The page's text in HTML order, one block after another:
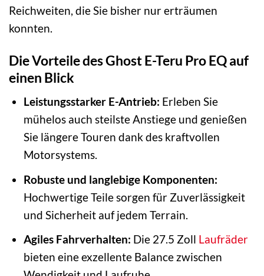
Reichweiten, die Sie bisher nur erträumen
konnten.
Die Vorteile des Ghost E-Teru Pro EQ auf
einen Blick
Leistungsstarker E-Antrieb: Erleben Sie
mühelos auch steilste Anstiege und genießen
Sie längere Touren dank des kraftvollen
Motorsystems.
Robuste und langlebige Komponenten:
Hochwertige Teile sorgen für Zuverlässigkeit
und Sicherheit auf jedem Terrain.
Agiles Fahrverhalten: Die 27.5 Zoll Laufräder
bieten eine exzellente Balance zwischen